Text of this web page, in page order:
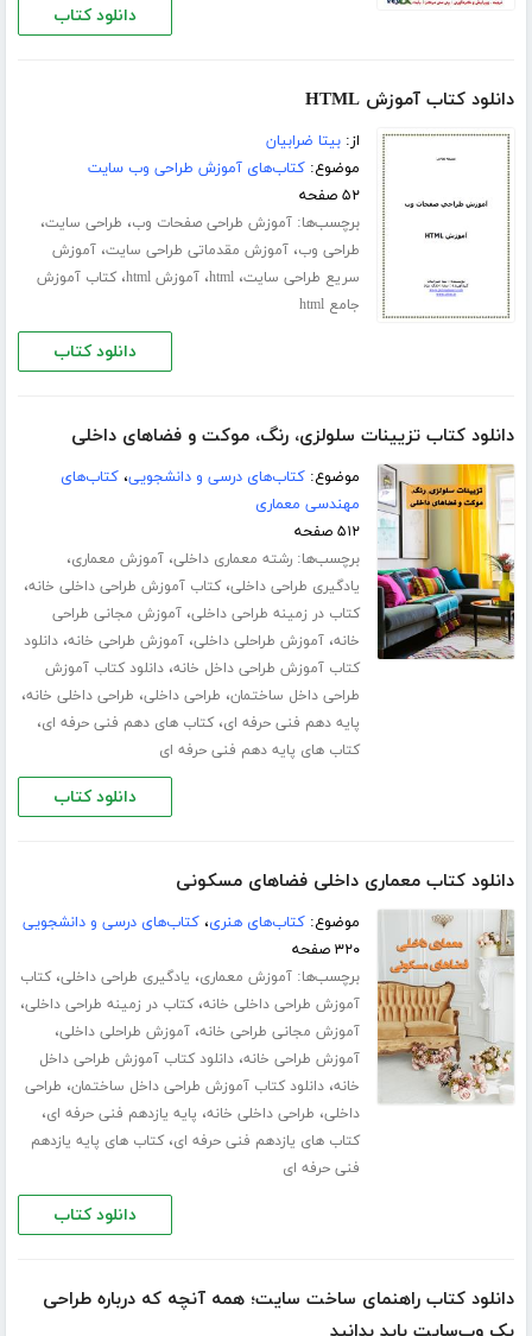
دانلود کتاب
دانلود کتاب آموزش HTML
از:بیتا ضرابیان
موضوع:کتاب‌های آموزش طراحی وب سایت
۵۲ صفحه
برچسب‌ها:آموزش طراحی صفحات وب، طراحی سایت،
طراحی وب،آموزش مقدماتی طراحی سایت،آموزش
سریع طراحی سایت،html،آموزش html ،کتاب آموزش
جامع html
دانلود کتاب
دانلود کتاب تزیینات سلولزی، رنگ، موکت و فضاهای داخلی
موضوع:کتاب‌های درسی و دانشجویی،کتاب‌های
مهندسی معماری
۵۱۲ صفحه
برچسب‌ها:رشته معماری داخلی،آموزش معماری،
یادگیری طراحی داخلی،کتاب آموزش طراحی داخلی خانه،
کتاب در زمینه طراحی داخلی،آموزش مجانی طراحی
خانه،آموزش طراحلی داخلی،آموزش طراحی خانه،دانلود
کتاب آموزش طراحی داخل خانه،دانلود کتاب آموزش
طراحی داخل ساختمان، طراحی داخلی، طراحی داخلی خانه،
پایه دهم فنی حرفه ای،کتاب های دهم فنی حرفه ای،
کتاب های پایه دهم فنی حرفه ای
دانلود کتاب
دانلود کتاب معماری داخلی فضاهای مسکونی
موضوع:کتاب‌های هنری،کتاب‌های درسی و دانشجویی
۳۲۰ صفحه
برچسب‌ها:آموزش معماری، یادگیری طراحی داخلی،کتاب
آموزش طراحی داخلی خانه،کتاب در زمینه طراحی داخلی،
آموزش مجانی طراحی خانه،آموزش طراحلی داخلی،
آموزش طراحی خانه،دانلود کتاب آموزش طراحی داخل
خانه،دانلود کتاب آموزش طراحی داخل ساختمان، طراحی
داخلی، طراحی داخلی خانه، پایه یازدهم فنی حرفه ای،
کتاب های یازدهم فنی حرفه ای،کتاب های پایه یازدهم
فنی حرفه ای
دانلود کتاب
دانلود کتاب راهنمای ساخت سایت؛ همه آنچه که درباره طراحی